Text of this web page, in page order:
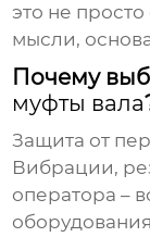
это не
мысли,
Почему
муфты вала
Защита от
Вибрации,
оператора –